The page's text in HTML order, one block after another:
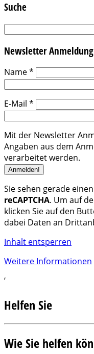
Suche
Suchen
Newsletter Anmeldung
Name*
E-Mail *
Mit der Newsletter
Angaben aus dem
verarbeitet werden.
Sie sehen gerade
reCAPTCHA. Um auf
klicken Sie auf den
dabei Daten an
Inhalt entsperren
Weitere Informationen
‘
Helfen Sie
Wie Sie helfen